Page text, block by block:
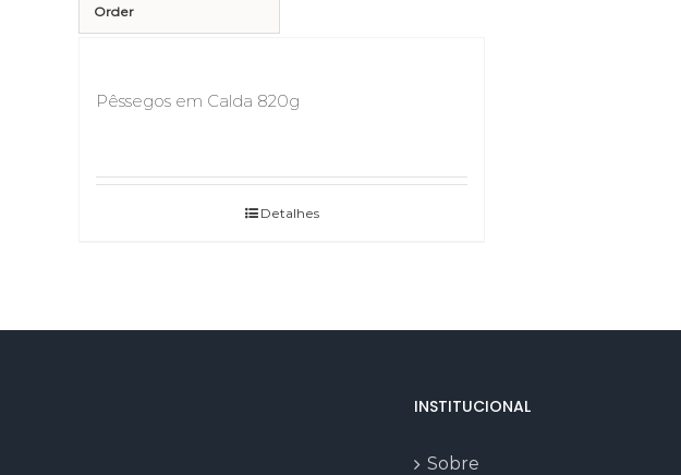
Order
Pêssegos em Calda 820g
Detalhes
INSTITUCIONAL
Sobre